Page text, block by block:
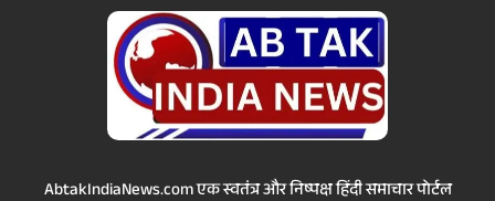
AbtakIndiaNews.com एक स्वतंत्र और निष्पक्ष हिंदी समाचार पोर्टल